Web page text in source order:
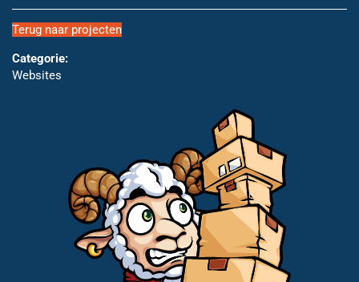
Terug naar projecten
Categorie:
Websites